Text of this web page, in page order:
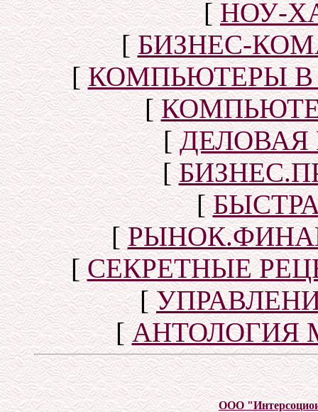
[НОУ-
[БИЗНЕС-
[КОМПЬЮТЕРЫ В
[
[
[
[
[
[СЕКРЕТНЫЕ
[
[АНТОЛОГИЯ
ООО